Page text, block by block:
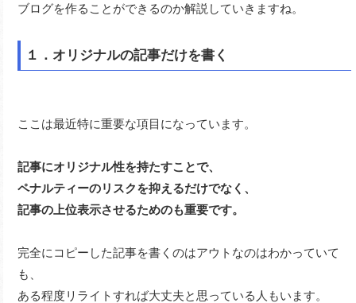
ブログを作ることができるのか解説していきますね。
１．オリジナルの記事だけを書く
ここは最近特に重要な項目になっています。
記事にオリジナル性を持たすことで、
ペナルティーのリスクを抑えるだけでなく、
記事の上位表示させるためのも重要です。
完全にコピーした記事を書くのはアウトなのはわかっていて
も、
ある程度リライトすれば大丈夫と思っている人もいます。